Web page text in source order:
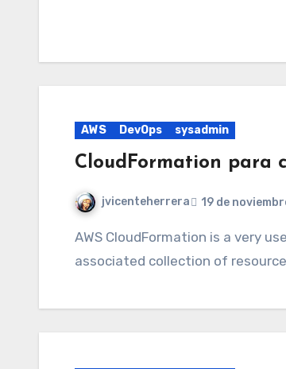
AWS DevOps sysadmin
CloudFormation para
jvicenteherrera 19 de
AWS CloudFormation is a very useful DevOps tool for deploy and update a template and its
associated collection of